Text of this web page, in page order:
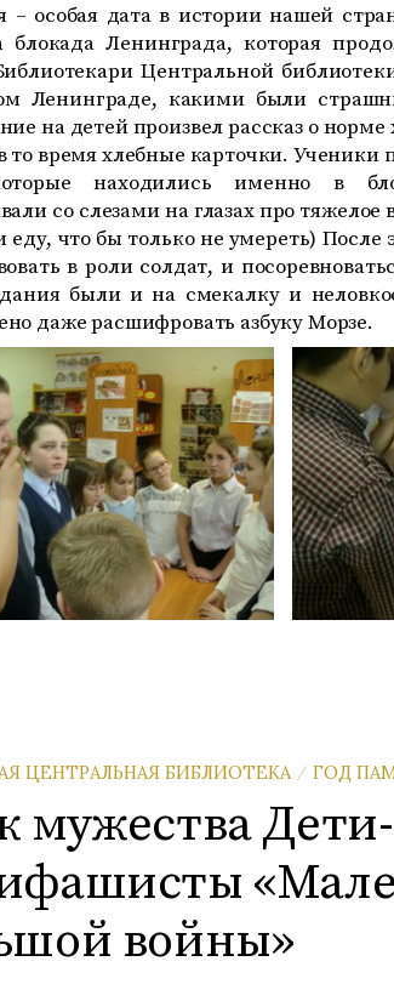
– особая дата в истории нашей
блокада Ленинграда, которая
Центральной
Ленинграде, какими были
на детей произвел рассказ о
то время хлебные карточки. Ученики
находились именно в
со слезами на глазах про
еду, что бы только не умереть)
в роли солдат, и
были и на смекалку и
даже расшифровать азбуку Морзе.
ЦЕНТРАЛЬНАЯ БИБЛИОТЕКА / ГОД
мужества Дети-
войны»